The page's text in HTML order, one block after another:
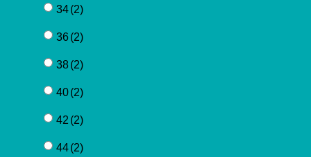
34(2)
36(2)
38(2)
40(2)
42 (2)
44(2)